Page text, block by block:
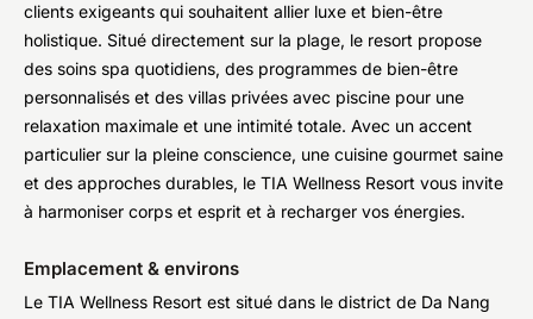
clients exigeants qui souhaitent allier luxe et bien-être
holistique. Situé directement sur la plage, le resort propose
des soins spa quotidiens, des programmes de bien-être
personnalisés et des villas privées avec piscine pour une
relaxation maximale et une intimité totale. Avec un accent
particulier sur la pleine conscience, une cuisine gourmet saine
et des approches durables, le TIA Wellness Resort vous invite
à harmoniser corps et esprit et à recharger vos énergies.
Emplacement & environs
Le TIA Wellness Resort est situé dans le district de Da Nang